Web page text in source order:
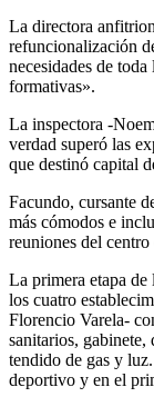
La directora
refuncionalización
necesidades de
formativas».
La inspectora -
verdad superó las
que destinó capital
Facundo, cursante
más cómodos e
reuniones del centro
La primera etapa
los cuatro
Florencio Varela-
sanitarios,
tendido de gas y
deportivo y en el